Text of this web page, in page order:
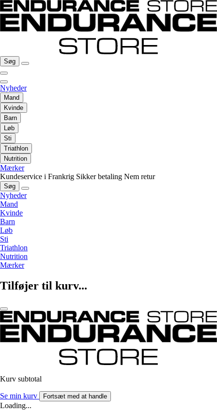
Søg
Nyheder
Mand
Kvinde
Barn
Løb
Sti
Triathlon
Nutrition
Mærker
Kundeservice i Frankrig Sikker betaling Nem retur
Søg
Nyheder
Mand
Kvinde
Barn
Løb
Sti
Triathlon
Nutrition
Mærker
Tilføjer til kurv...
Kurv subtotal
Se min kurv Fortsæt med at handle
Loading...